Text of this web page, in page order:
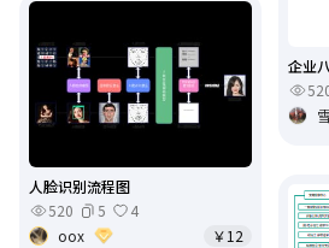
企业
人脸识别流程图
520
5
4
oox
￥12